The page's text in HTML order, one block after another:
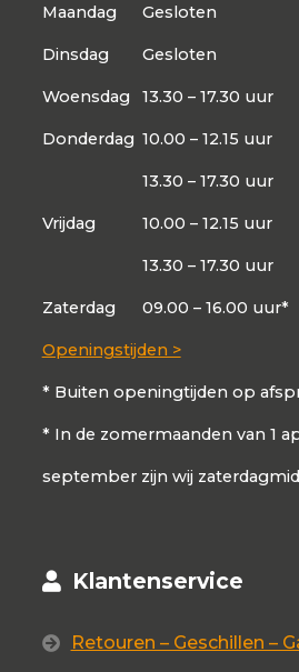
Maandag Gesloten
Dinsdag Gesloten
Woensdag 13.30 – 17.30 uur
Donderdag 10.00 – 12.15 uur
13.30 – 17.30 uur
Vrijdag 10.00 – 12.15 uur
13.30 – 17.30 uur
Zaterdag 09.00 – 16.00 uur*
Openingstijden >
* Buiten openingtijden op
* In de zomermaanden van 1
september zijn wij
Klantenservice
Retouren – Geschillen –